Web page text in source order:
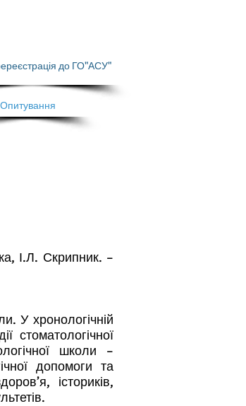
Опитування
І.Л. Скрипник. –
У хронологічній
стоматологічної
школи –
допомоги та
істориків,
до ГО"АСУ"